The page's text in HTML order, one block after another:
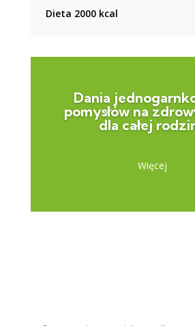
Dieta 2000 kcal
Dania
pomysłów na
dla całej
Więcej